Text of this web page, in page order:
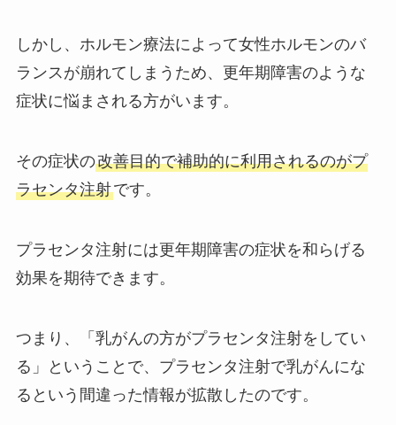
しかし、ホルモン療法によって女性ホルモンのバ
ランスが崩れてしまうため、更年期障害のような
症状に悩まされる方がいます。
その症状の改善目的で補助的に利用されるのがプ
ラセンタ注射です。
プラセンタ注射には更年期障害の症状を和らげる
効果を期待できます。
つまり、「乳がんの方がプラセンタ注射をしてい
る」ということで、プラセンタ注射で乳がんにな
るという間違った情報が拡散したのです。